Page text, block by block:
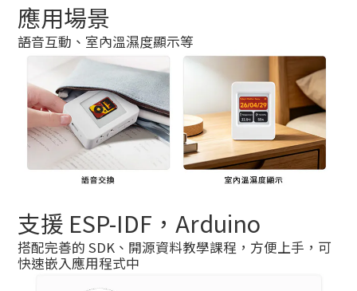
應用場景
語音互動、室內溫濕度顯示等
支援 ESP-IDF，Arduino
搭配完善的 SDK、開源資料教學課程，方便上手，可
快速嵌入應用程式中